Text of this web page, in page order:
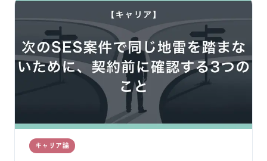
キャリア論